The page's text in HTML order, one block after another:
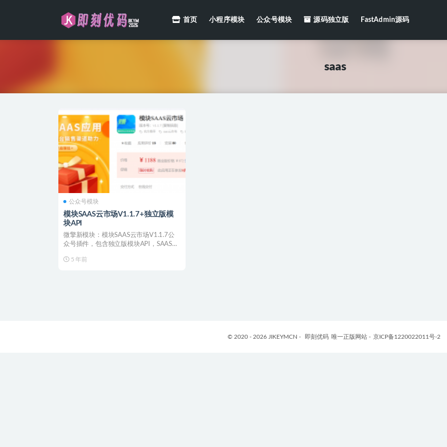
首页 小程序模块 公众号模块 源码独立版 FastAdmin源码
saas
公众号模块
模块SAAS云市场V1.1.7+独立版模
块API
微擎新模块：模块SAAS云市场V1.1.7公
众号插件，包含独立版模块API，SAAS多
5 年前
© 2020 - 2026 JIKEYMCN - 即刻优码 唯一正版网站 - 京ICP备1220022011号-2